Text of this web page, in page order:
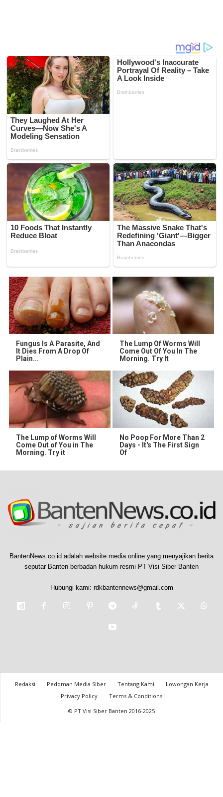
Fungus Is A Parasite, And
It Dies From A Drop Of
Plain...
The Lump Of Worms Will
Come Out Of You In The
Morning. Try It
The Lump of Worms Will
Come Out of You in The
Morning. Try it
No Poop For More Than 2
Days - It's The First Sign
Of
BantenNews.co.id adalah website media online yang menyajikan berita
seputar Banten berbadan hukum resmi PT Visi Siber Banten
Hubungi kami: rdkbantennews@gmail.com
Redaksi Pedoman Media Siber Tentang Kami
Lowongan Kerja
Privacy Policy
Terms & Conditions
© PT Visi Siber Banten 2016-2025